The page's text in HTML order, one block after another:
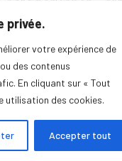
privée.
votre expérience de
des contenus
En cliquant sur « Tout
utilisation des cookies.
Accepter tout
.etn-speaker-
bullet,
button-
item,
3 .etn-
style-3 ul
.etn-
.cat-